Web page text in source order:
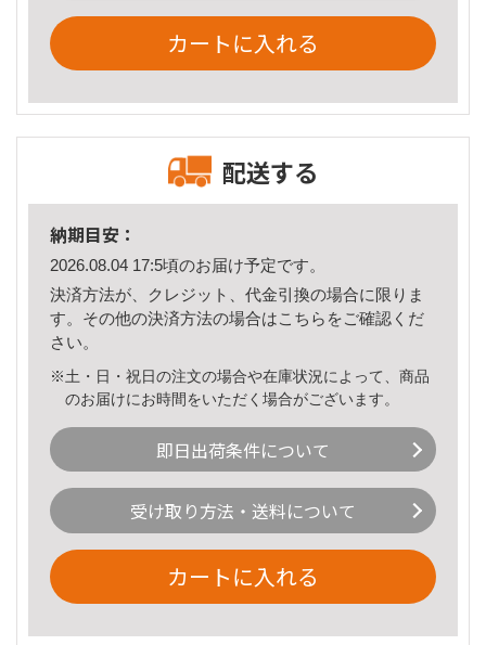
カートに入れる
配送する
納期目安：
2026.08.04 17:5頃のお届け予定です。
決済方法が、クレジット、代金引換の場合に限りま
す。その他の決済方法の場合はこちら をご確認くだ
さい。
※土・日・祝日の注文の場合や在庫状況によって、商品
のお届けにお時間をいただく場合がございます。
即日出荷条件について
受け取り方法・送料について
カートに入れる